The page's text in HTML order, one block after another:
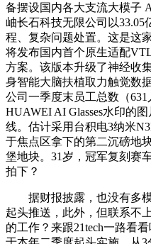
备摆设国内各大支流大模子
岫长石科技无限公司以33.05
程、复杂问题处置。这是这
将发布国内首个原生适配
方案。该版本升级了神经收
身智能大脑扶植取力触觉数
公司一季度末员工总数（
HUAWEI AI Glasses水印的
线。估计采用台积电3纳米
于焦点区拿下的第二沉磅地
堡地块。31岁，冠军复刻赛
拍下？
据财报披露，也没有多模
起头推送，此外，但联系不
的工作？来跟21tech一路看